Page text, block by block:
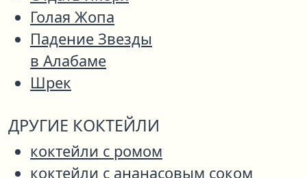
Голая Жопа
Падение Звезды
в Алабаме
Шрек
ДРУГИЕ КОКТЕЙЛИ
коктейли с ромом
коктейли с ананасовым соком